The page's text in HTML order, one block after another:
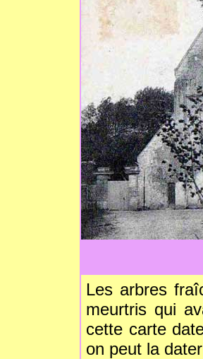
Les arbres
meurtris qui
cette carte
on peut la